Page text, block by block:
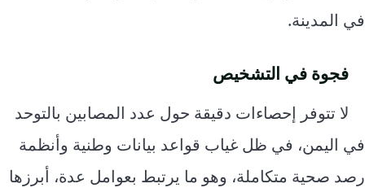
في المدينة.
فجوة في التشخيص
لا تتوفر إحصاءات دقيقة حول عدد المصابين بالتوحد
في اليمن، في ظل غياب قواعد بيانات وطنية وأنظمة
رصد صحية متكاملة، وهو ما يرتبط بعوامل عدة، أبرزها